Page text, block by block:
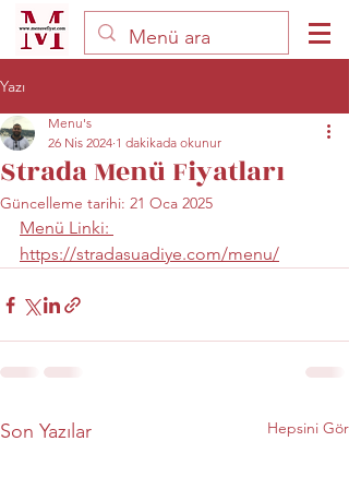
Yazı
Strada Menü Fiyatları
Menu's
26 Nis 2024 1 dakikada okunur
Güncelleme tarihi: 21 Oca 2025
Menü Linki:
https://stradasuadiye.com/menu/
Son Yazılar Hepsini Gör